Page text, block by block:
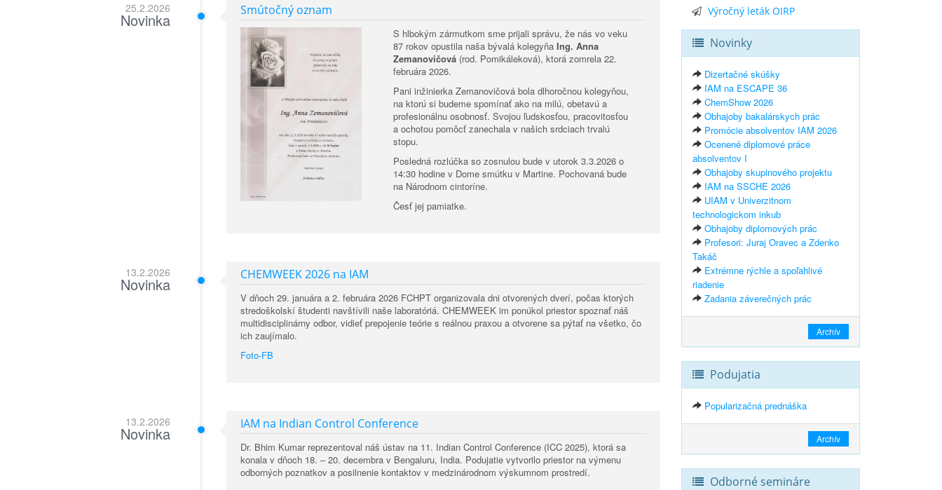
25.2.2026
Novinka Smútočný oznam
S hlbokým zármutkom sme prijali správu, že nás vo veku
87 rokov opustila naša bývalá kolegyňaIng. Anna
Zemanovičová (rod. Pomikáleková), ktorá zomrela 22.
februára 2026.
Pani inžinierka Zemanovičová bola dlhoročnou kolegyňou,
na ktorú si budeme spomínať ako na milú, obetavú a
profesionálnu osobnosť. Svojou ľudskosťou, pracovitosťou
a ochotou pomôcť zanechala v našich srdciach trvalú
stopu.
Posledná rozlúčka so zosnulou bude v utorok 3.3.2026 o
14:30 hodine v Dome smútku v Martine. Pochovaná bude
na Národnom cintoríne.
Česť jej pamiatke.
13.2.2026
Novinka CHEMWEEK 2026 na IAM
V dňoch 29. januára a 2. februára 2026 FCHPT organizovala dni otvorených dverí, počas ktorých
stredoškolskí študenti navštívili naše laboratóriá. CHEMWEEK im ponúkol priestor spoznať náš
multidisciplinárny odbor, vidieť prepojenie teórie s reálnou praxou a otvorene sa pýtať na všetko, čo
ich zaujímalo.
Foto-FB
13.2.2026
Novinka IAM na Indian Control Conference
Dr. Bhim Kumar reprezentoval náš ústav na 11. Indian Control Conference (ICC 2025), ktorá sa
konala v dňoch 18. – 20. decembra v Bengaluru, India. Podujatie vytvorilo priestor na výmenu
odborných poznatkov a posilnenie kontaktov v medzinárodnom výskumnom prostredí.
Výročný leták OIRP
Novinky
Dizertačné skúšky
IAM na ESCAPE 36
ChemShow 2026
Obhajoby bakalárskych prác
Promócie absolventov IAM 2026
Ocenené diplomové práce
absolventov I
Obhajoby skupinového projektu
IAM na SSCHE 2026
UIAM v Univerzitnom
technologickom inkub
Obhajoby diplomových prác
Profesori: Juraj Oravec a Zdenko
Takáč
Extrémne rýchle a spoľahlivé
riadenie
Zadania záverečných prác
Archív
Podujatia
Popularizačná prednáška
Archív
Odborné semináre